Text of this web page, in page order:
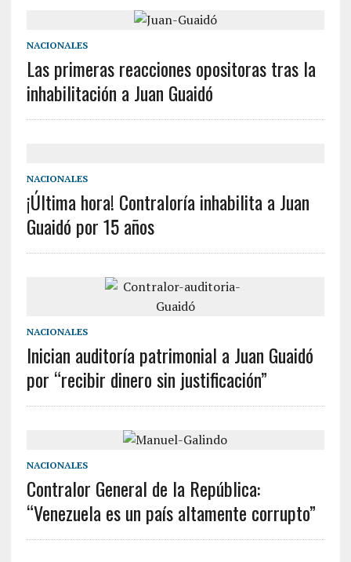
NACIONALES
Las primeras reacciones opositoras tras la
inhabilitación a Juan Guaidó
NACIONALES
¡Última hora! Contraloría inhabilita a Juan
Guaidó por 15 años
NACIONALES
Inician auditoría patrimonial a Juan Guaidó
por “recibir dinero sin justificación”
NACIONALES
Contralor General de la República:
“Venezuela es un país altamente corrupto”